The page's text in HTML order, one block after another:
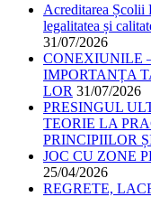
Acreditarea Școlii
legalitatea și
31/07/2026
CONEXIUNILE
IMPORTANȚA
LOR 31/07/2026
PRESINGUL
TEORIE LA
PRINCIPIILOR
JOC CU ZONE
25/04/2026
REGRETE,